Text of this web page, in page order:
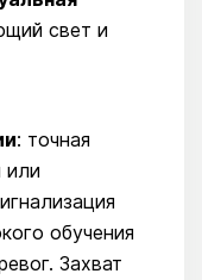
свет и
: точная
или
обучения
Захват